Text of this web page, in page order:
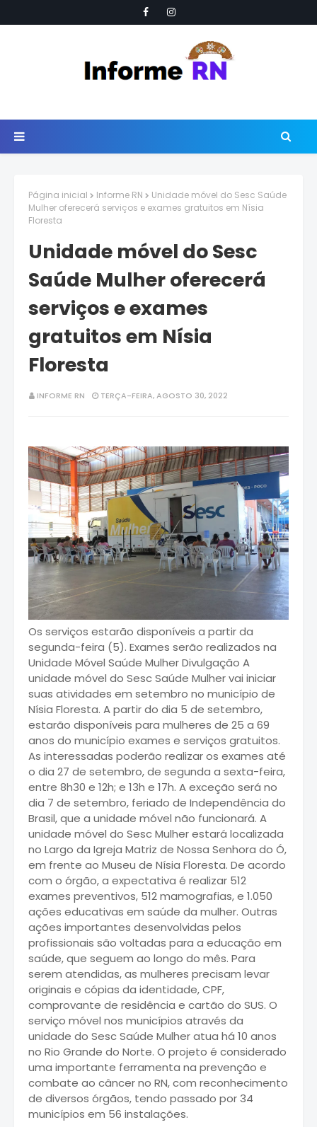
Página inicial Informe RN
Unidade móvel do Sesc Saúde
Mulher oferecerá serviços e exames gratuitos em Nísia
Floresta
Unidade móvel do Sesc
Saúde Mulher oferecerá
serviços e exames
gratuitos em Nísia
Floresta
INFORME RN TERÇA-FEIRA, AGOSTO 30, 2022
Os serviços estarão disponíveis a partir da
segunda-feira (5). Exames serão realizados na
Unidade Móvel Saúde Mulher Divulgação A
unidade móvel do Sesc Saúde Mulher vai iniciar
suas atividades em setembro no município de
Nísia Floresta. A partir do dia 5 de setembro,
estarão disponíveis para mulheres de 25 a 69
anos do município exames e serviços gratuitos.
As interessadas poderão realizar os exames até
o dia 27 de setembro, de segunda a sexta-feira,
entre 8h30 e 12h; e 13h e 17h. A exceção será no
dia 7 de setembro, feriado de Independência do
Brasil, que a unidade móvel não funcionará. A
unidade móvel do Sesc Mulher estará localizada
no Largo da Igreja Matriz de Nossa Senhora do Ó,
em frente ao Museu de Nísia Floresta. De acordo
com o órgão, a expectativa é realizar 512
exames preventivos, 512 mamografias, e 1.050
ações educativas em saúde da mulher. Outras
ações importantes desenvolvidas pelos
profissionais são voltadas para a educação em
saúde, que seguem ao longo do mês. Para
serem atendidas, as mulheres precisam levar
originais e cópias da identidade, CPF,
comprovante de residência e cartão do SUS. O
serviço móvel nos municípios através da
unidade do Sesc Saúde Mulher atua há 10 anos
no Rio Grande do Norte. O projeto é considerado
uma importante ferramenta na prevenção e
combate ao câncer no RN, com reconhecimento
de diversos órgãos, tendo passado por 34
municípios em 56 instalações.